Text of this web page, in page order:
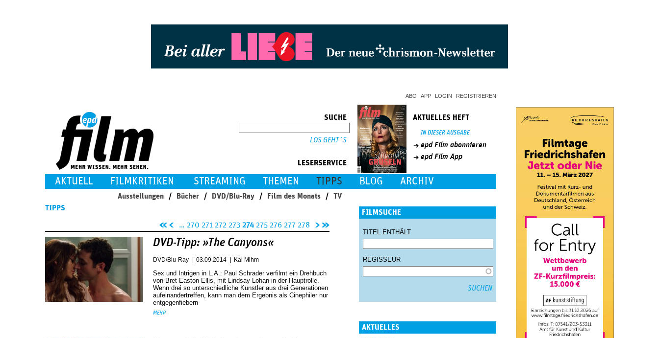
ABO APP LOGIN REGISTRIEREN
SUCHE
LESERSERVICE
AKTUELLES HEFT
IN DIESER AUSGABE
epd Film abonnieren
epd Film App
AKTUELL FILMKRITIKEN STREAMING THEMEN TIPPS
Ausstellungen Bücher DVD/Blu-Ray Film des Monats TV
BLOG ARCHIV
TIPPS
st
e
Se
it
e
rh
er
ig
e
Se
it
… 270 271 272 273 274 275 276 277 278
n
Se
it
e
Se
e
DVD-Tipp: »The Canyons«
DVD/Blu-Ray 03.09.2014 Kai Mihm
Sex und Intrigen in L.A.: Paul Schrader verfilmt ein Drehbuch
von Bret Easton Ellis, mit Lindsay Lohan in der Hauptrolle.
Wenn drei so unterschiedliche Künstler aus drei Generationen
aufeinandertreffen, kann man dem Ergebnis als Cinephiler nur
entgegenfiebern
MEHR
FILMSUCHE
TITEL ENTHÄLT
REGISSEUR
AKTUELLES